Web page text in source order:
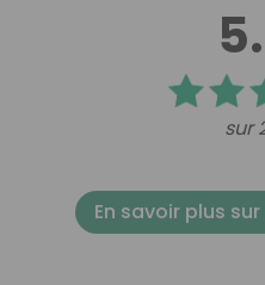
sur
En savoir plus